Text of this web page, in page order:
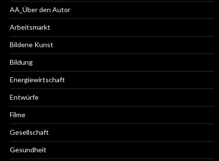
AA_Über den Autor
Arbeitsmarkt
Bildene Kunst
Bildung
Energiewirtschaft
Entwürfe
Filme
Gesellschaft
Gesundheit